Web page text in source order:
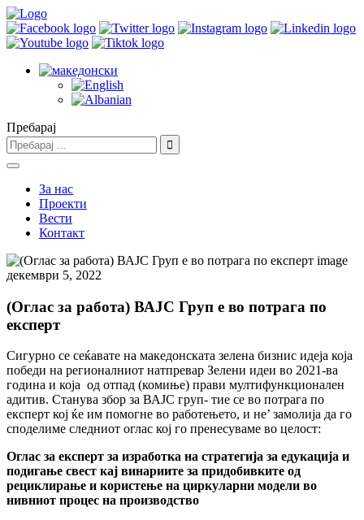
Пребарај
За нас
Проекти
Вести
Контакт
декември 5, 2022
(Оглас за работа) ВАЈС Груп е во потрага по
експерт
Сигурно се сеќавате на македонската зелена бизнис идеја која
победи на регионалниот натпревар Зелени идеи во 2021-ва
година и која од отпад (комиње) прави мултифункционален
адитив. Станува збор за ВАЈС груп- тие се во потрага по
експерт кој ќе им помогне во работењето, и не’ замолија да го
споделиме следниот оглас кој го пренесуваме во целост:
Оглас за експерт за изработка на стратегија за едукација и
подигање свест кај винариите за придобивките од
рециклирање и користење на циркуларни модели во
нивниот процес на производство